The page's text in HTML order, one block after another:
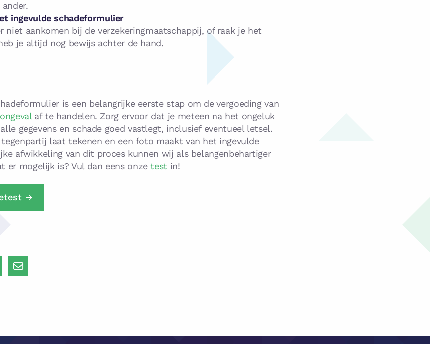
ingevulde schadeformulier
niet aankomen bij de verzekeringmaatschappij, of raak je het
je altijd nog bewijs achter de hand.
is een belangrijke eerste stap om de vergoeding van
af te handelen. Zorg ervoor dat je meteen na het ongeluk
gegevens en schade goed vastlegt, inclusief eventueel letsel.
laat tekenen en een foto maakt van het ingevulde
afwikkeling van dit proces kunnen wij als belangenbehartiger
er mogelijk is? Vul dan eens onzetest in!
Delen